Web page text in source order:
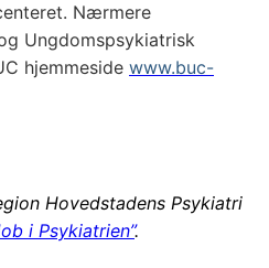
Nærmere
Ungdomspsykiatrisk
hjemmeside www.buc-
Hovedstadens Psykiatri
i Psykiatrien”.